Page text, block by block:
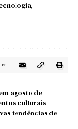
agosto de
culturais
tendências de